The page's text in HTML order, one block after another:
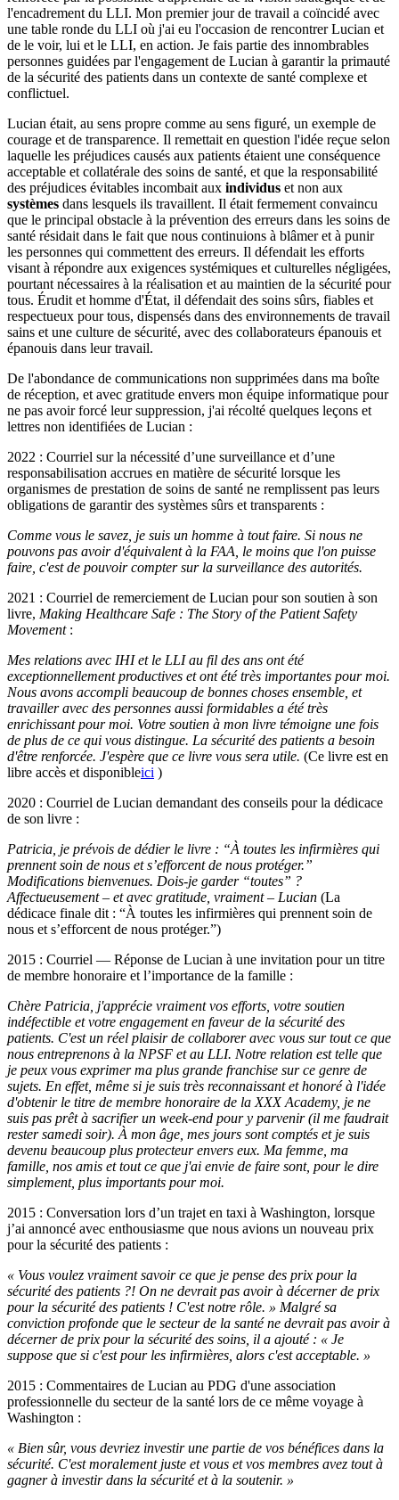
l'encadrement du LLI. Mon premier jour de travail a coïncidé avec
une table ronde du LLI où j'ai eu l'occasion de rencontrer Lucian et
de le voir, lui et le LLI, en action. Je fais partie des innombrables
personnes guidées par l'engagement de Lucian à garantir la primauté
de la sécurité des patients dans un contexte de santé complexe et
conflictuel.
Lucian était, au sens propre comme au sens figuré, un exemple de
courage et de transparence. Il remettait en question l'idée reçue selon
laquelle les préjudices causés aux patients étaient une conséquence
acceptable et collatérale des soins de santé, et que la responsabilité
des préjudices évitables incombait aux individus et non aux
systèmes dans lesquels ils travaillent. Il était fermement convaincu
que le principal obstacle à la prévention des erreurs dans les soins de
santé résidait dans le fait que nous continuions à blâmer et à punir
les personnes qui commettent des erreurs. Il défendait les efforts
visant à répondre aux exigences systémiques et culturelles négligées,
pourtant nécessaires à la réalisation et au maintien de la sécurité pour
tous. Érudit et homme d'État, il défendait des soins sûrs, fiables et
respectueux pour tous, dispensés dans des environnements de travail
sains et une culture de sécurité, avec des collaborateurs épanouis et
épanouis dans leur travail.
De l'abondance de communications non supprimées dans ma boîte
de réception, et avec gratitude envers mon équipe informatique pour
ne pas avoir forcé leur suppression, j'ai récolté quelques leçons et
lettres non identifiées de Lucian :
2022 : Courriel sur la nécessité d’une surveillance et d’une
responsabilisation accrues en matière de sécurité lorsque les
organismes de prestation de soins de santé ne remplissent pas leurs
obligations de garantir des systèmes sûrs et transparents :
Comme vous le savez, je suis un homme à tout faire. Si nous ne
pouvons pas avoir d'équivalent à la FAA, le moins que l'on puisse
faire, c'est de pouvoir compter sur la surveillance des autorités.
2021 : Courriel de remerciement de Lucian pour son soutien à son
livre, Making Healthcare Safe : The Story of the Patient Safety
Movement:
Mes relations avec IHI et le LLI au fil des ans ont été
exceptionnellement productives et ont été très importantes pour moi.
Nous avons accompli beaucoup de bonnes choses ensemble, et
travailler avec des personnes aussi formidables a été très
enrichissant pour moi. Votre soutien à mon livre témoigne une fois
de plus de ce qui vous distingue. La sécurité des patients a besoin
d'être renforcée. J'espère que ce livre vous sera utile. (Ce livre est en
libre accès et disponibleici )
2020 : Courriel de Lucian demandant des conseils pour la dédicace
de son livre :
Patricia, je prévois de dédier le livre : “À toutes les infirmières qui
prennent soin de nous et s’efforcent de nous protéger.”
Modifications bienvenues. Dois-je garder “toutes” ?
Affectueusement – ​​et avec gratitude, vraiment – ​​Lucian (La
dédicace finale dit : “À toutes les infirmières qui prennent soin de
nous et s’efforcent de nous protéger.”)
2015 : Courriel — Réponse de Lucian à une invitation pour un titre
de membre honoraire et l’importance de la famille :
Chère Patricia, j'apprécie vraiment vos efforts, votre soutien
indéfectible et votre engagement en faveur de la sécurité des
patients. C'est un réel plaisir de collaborer avec vous sur tout ce que
nous entreprenons à la NPSF et au LLI. Notre relation est telle que
je peux vous exprimer ma plus grande franchise sur ce genre de
sujets. En effet, même si je suis très reconnaissant et honoré à l'idée
d'obtenir le titre de membre honoraire de la XXX Academy, je ne
suis pas prêt à sacrifier un week-end pour y parvenir (il me faudrait
rester samedi soir). À mon âge, mes jours sont comptés et je suis
devenu beaucoup plus protecteur envers eux. Ma femme, ma
famille, nos amis et tout ce que j'ai envie de faire sont, pour le dire
simplement, plus importants pour moi.
2015 : Conversation lors d’un trajet en taxi à Washington, lorsque
j’ai annoncé avec enthousiasme que nous avions un nouveau prix
pour la sécurité des patients :
« Vous voulez vraiment savoir ce que je pense des prix pour la
sécurité des patients ?! On ne devrait pas avoir à décerner de prix
pour la sécurité des patients ! C'est notre rôle. » Malgré sa
conviction profonde que le secteur de la santé ne devrait pas avoir à
décerner de prix pour la sécurité des soins, il a ajouté : « Je
suppose que si c'est pour les infirmières, alors c'est acceptable. »
2015 : Commentaires de Lucian au PDG d'une association
professionnelle du secteur de la santé lors de ce même voyage à
Washington :
« Bien sûr, vous devriez investir une partie de vos bénéfices dans la
sécurité. C'est moralement juste et vous et vos membres avez tout à
gagner à investir dans la sécurité et à la soutenir. »